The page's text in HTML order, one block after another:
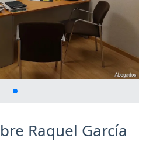
Raquel García